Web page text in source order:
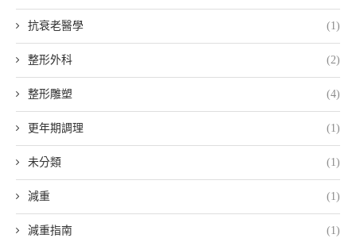
抗衰老醫學 (1)
整形外科 (2)
整形雕塑 (4)
更年期調理 (1)
未分類 (1)
減重 (1)
減重指南 (1)